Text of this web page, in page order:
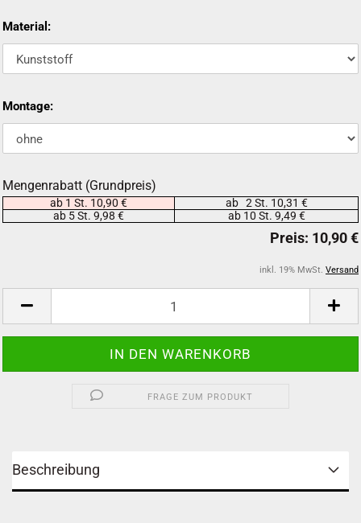
Material:
Montage:
Mengenrabatt (Grundpreis)
ab 1 St. 10,90 €
ab 2 St. 10,31 €
ab 5 St. 9,98 €
ab 10 St. 9,49 €
inkl. 19% MwSt. Versand
FRAGE ZUM PRODUKT
Beschreibung